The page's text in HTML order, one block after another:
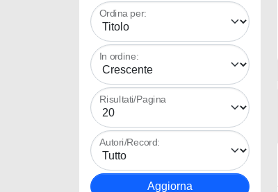
Ordina per:
In ordine:
Risultati/Pagina
Autori/Record: